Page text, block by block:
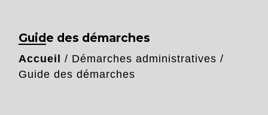
Guide des démarches
Accueil / Démarches administratives /
Guide des démarches